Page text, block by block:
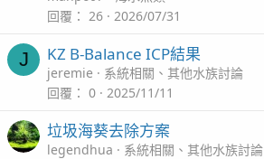
回覆
26 2026/07/31
J KZ B-Balance ICP結果
jeremie
系統相關、其他水族討論
回覆
0 2025/11/11
垃圾海葵去除方案
legendhua
系統相關、其他水族討論